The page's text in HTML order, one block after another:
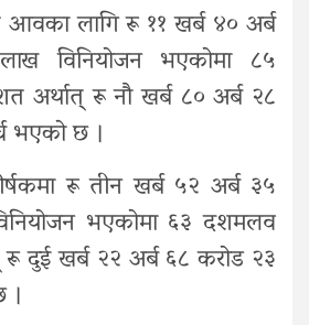
लागि रू ११ खर्ब ४० अर्ब
विनियोजन भएकोमा ८५
अर्थात् रू नौ खर्ब ८० अर्ब २८
भएको छ ।
रू तीन खर्ब ५२ अर्ब ३५
भएकोमा ६३ दशमलव
रू दुई खर्ब २२ अर्ब ६८ करोड २३